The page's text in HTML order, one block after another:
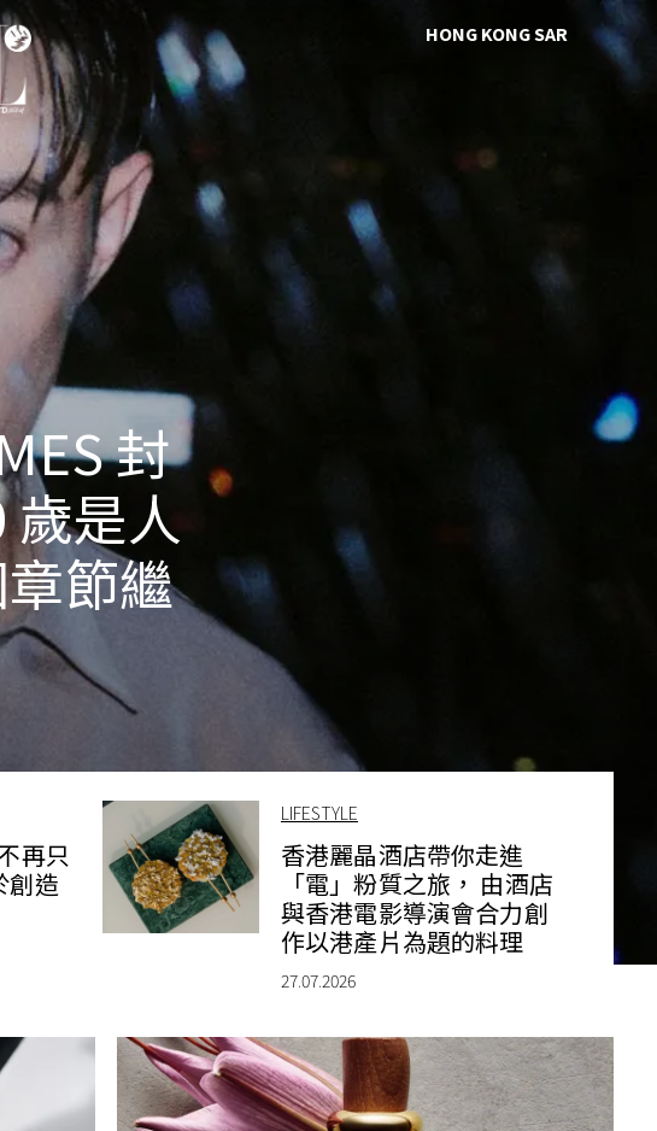
HONG KONG SAR
封
是人
節繼
再只
創造
LIFESTYLE
香港麗晶酒店帶你走進
「電」粉質之旅， 由酒店
與香港電影導演會合力創
作以港產片為題的料理
27.07.2026